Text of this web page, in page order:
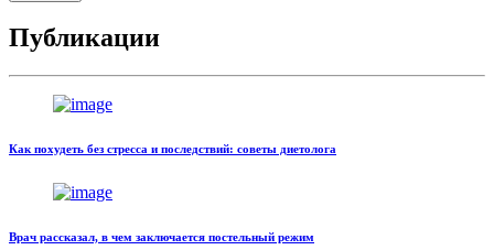
Публикации
Как похудеть без стресса и последствий: советы диетолога
Врач рассказал, в чем заключается постельный режим